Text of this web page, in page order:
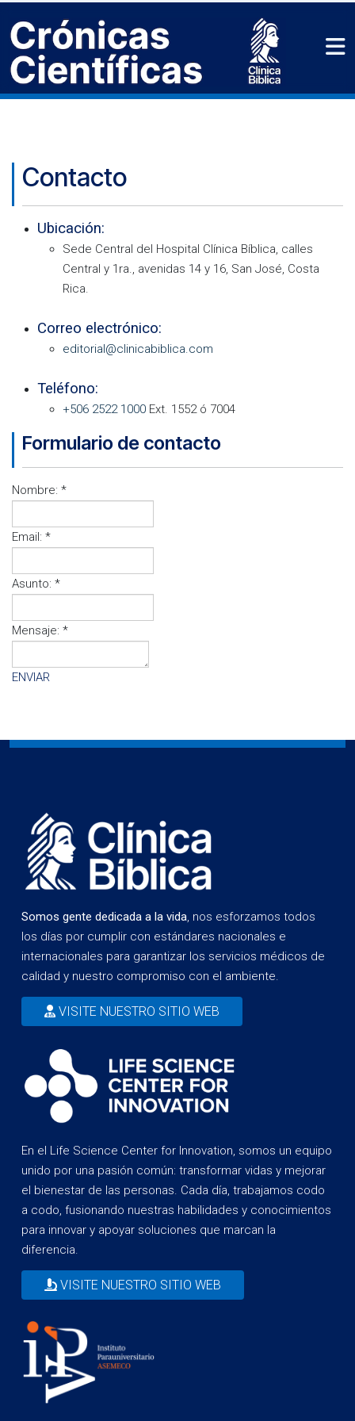
Contacto
Ubicación:
Sede Central del Hospital Clínica Bíblica, calles
Central y 1ra., avenidas 14 y 16, San José, Costa
Rica.
Correo electrónico:
editorial@clinicabiblica.com
Teléfono:
+506 2522 1000 Ext. 1552 ó 7004
Formulario de contacto
Nombre: *
Email: *
Asunto: *
Mensaje: *
ENVIAR
Somos gente dedicada a la vida, nos esforzamos todos
los días por cumplir con estándares nacionales e
internacionales para garantizar los servicios médicos de
calidad y nuestro compromiso con el ambiente.
VISITE NUESTRO SITIO WEB
En el Life Science Center for Innovation, somos un equipo
unido por una pasión común: transformar vidas y mejorar
el bienestar de las personas. Cada día, trabajamos codo
a codo, fusionando nuestras habilidades y conocimientos
para innovar y apoyar soluciones que marcan la
diferencia.
VISITE NUESTRO SITIO WEB